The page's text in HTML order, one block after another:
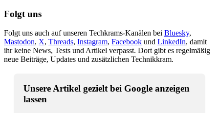
Folgt uns
Folgt uns auch auf unseren Techkrams-Kanälen bei Bluesky,
Mastodon, X, Threads, Instagram, Facebook und LinkedIn, damit
ihr keine News, Tests und Artikel verpasst. Dort gibt es regelmäßig
neue Beiträge, Updates und zusätzlichen Technikkram.
Unsere Artikel gezielt bei Google anzeigen
lassen